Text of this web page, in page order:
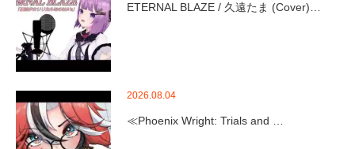
ETERNAL BLAZE / 久遠たま (Cover)…
2026.08.04
≪Phoenix Wright: Trials and …